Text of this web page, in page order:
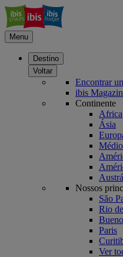
Menu
Destino
Voltar
Encontrar
ibis
Continente
Africa
Ásia
Nossos
São
Rio
Paris
Ver